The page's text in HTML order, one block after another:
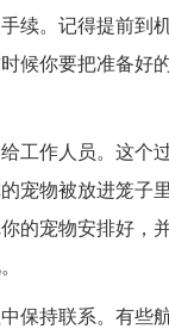
续。记得提前到
候你要把准备好
工作人员。这个
宠物被放进笼子
的宠物安排好，
保持联系。有些